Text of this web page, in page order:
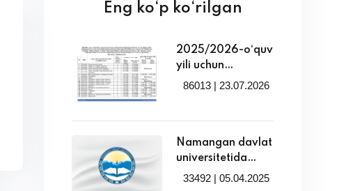
Eng ko‘p ko‘rilgan
2025/2026-o‘quv
yili uchun
tasdiqlangan
to‘lov-kontrakt
miqdorlari bilan
tanishing!
86013 | 23.07.2026
Namangan davlat
universitetida
2025/2026 o‘quv
33492 | 05.04.2025